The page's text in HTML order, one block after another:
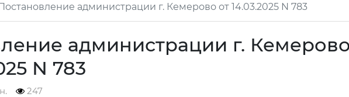
администрации г. Кемерово от 14.03.2025 N 783
администрации г. Кемерово
N 783
247